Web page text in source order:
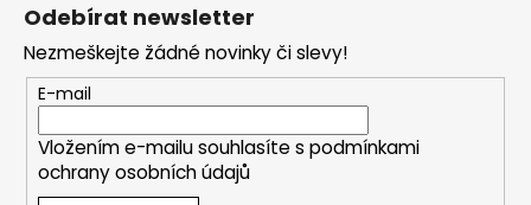
Odebírat newsletter
Nezmeškejte žádné novinky či slevy!
E-mail
Vložením e-mailu souhlasíte s podmínkami
ochrany osobních údajů